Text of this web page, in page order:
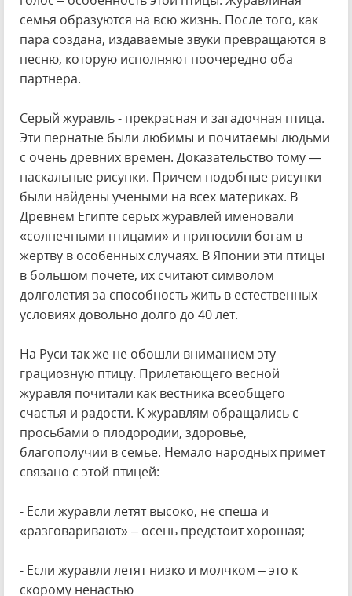
семья образуются на всю жизнь. После того, как
пара создана, издаваемые звуки превращаются в
песню, которую исполняют поочередно оба
партнера.
Серый журавль - прекрасная и загадочная птица.
Эти пернатые были любимы и почитаемы людьми
с очень древних времен. Доказательство тому —
наскальные рисунки. Причем подобные рисунки
были найдены учеными на всех материках. В
Древнем Египте серых журавлей именовали
«солнечными птицами» и приносили богам в
жертву в особенных случаях. В Японии эти птицы
в большом почете, их считают символом
долголетия за способность жить в естественных
условиях довольно долго до 40 лет.
На Руси так же не обошли вниманием эту
грациозную птицу. Прилетающего весной
журавля почитали как вестника всеобщего
счастья и радости. К журавлям обращались с
просьбами о плодородии, здоровье,
благополучии в семье. Немало народных примет
связано с этой птицей:
- Если журавли летят высоко, не спеша и
«разговаривают» – осень предстоит хорошая;
- Если журавли летят низко и молчком – это к
скорому ненастью